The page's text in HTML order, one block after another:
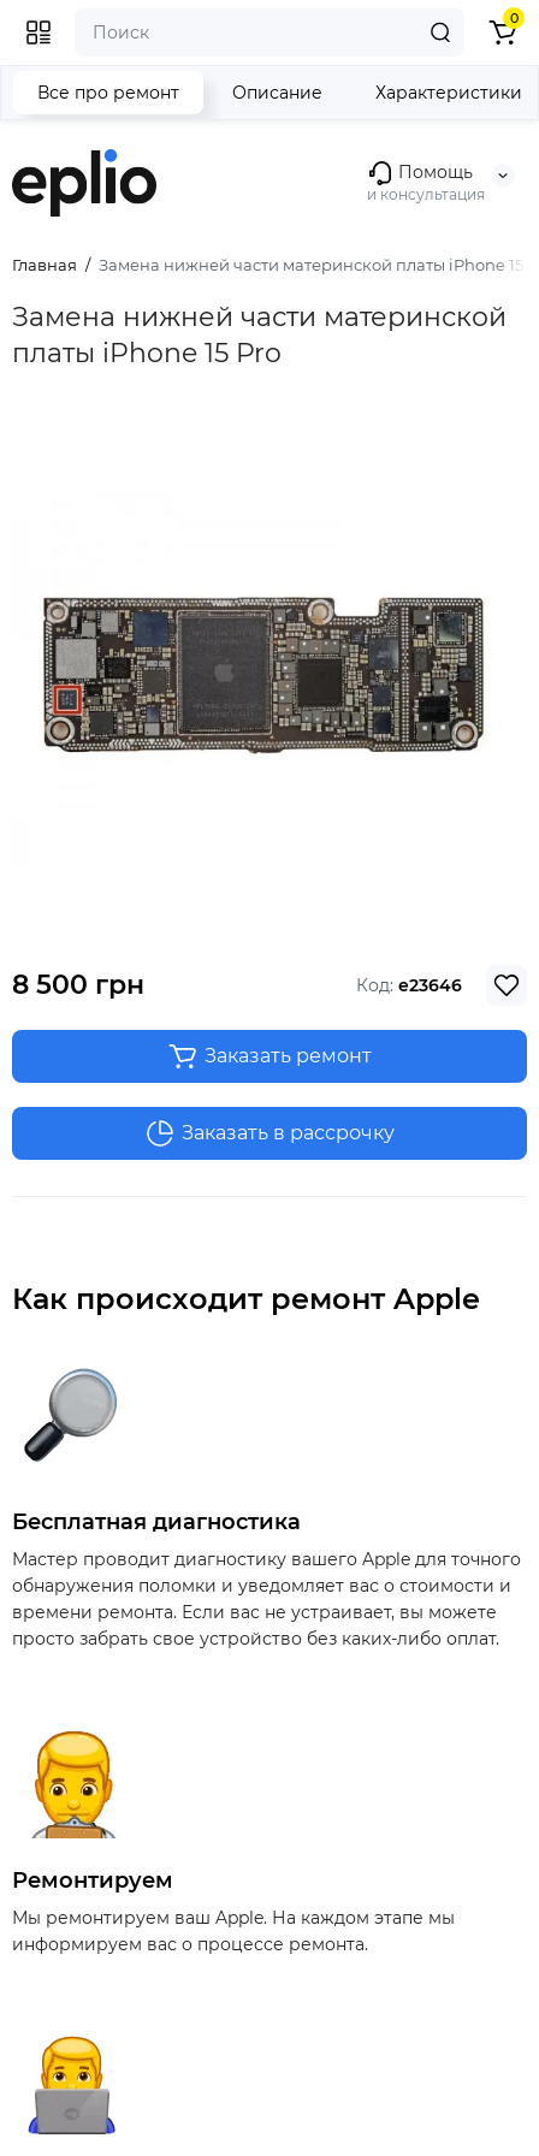
Помощь
и консультация
0
Главная Замена нижней части материнской платы iPhone 15
Замена нижней части материнской
платы iPhone 15 Pro
Все про ремонт Описание Характеристики
8 500 грн Код: e23646
Заказать ремонт
Заказать в рассрочку
Как происходит ремонт Apple
Бесплатная диагностика
Мастер проводит диагностику вашего Apple для точного
обнаружения поломки и уведомляет вас о стоимости и
времени ремонта. Если вас не устраивает, вы можете
просто забрать свое устройство без каких-либо оплат.
Ремонтируем
Мы ремонтируем ваш Apple. На каждом этапе мы
информируем вас о процессе ремонта.